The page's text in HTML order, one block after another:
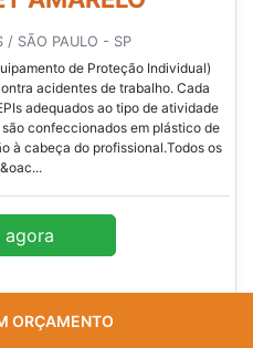
acidentes de trabalho. Cada
adequados ao tipo de atividade
confeccionados em plástico de
à cabeça do profissional.Todos os
agora
ORÇAMENTO